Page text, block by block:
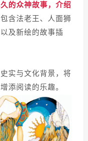
的众神故事，介绍
含法老王、人面狮
及新绘的故事插
实与文化背景，将
添阅读的乐趣。